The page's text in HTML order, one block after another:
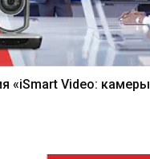
«iSmart Video: камеры